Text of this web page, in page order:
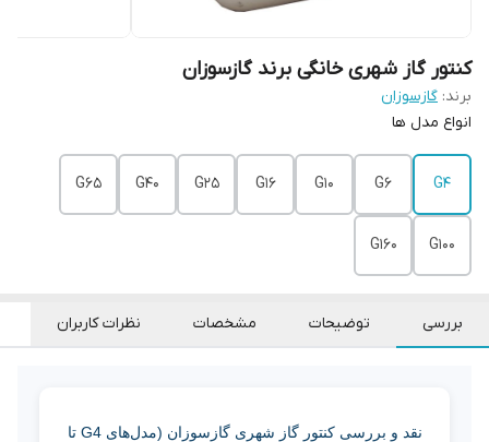
کنتور گاز شهری خانگی برند گازسوزان
برند: گازسوزان
انواع مدل ها
G4
G6
G10
G16
G25
G40
G65
G100
G160
بررسی توضیحات مشخصات نظرات کاربران
نقد و بررسی کنتور گاز شهری گازسوزان (مدل‌های G4 تا